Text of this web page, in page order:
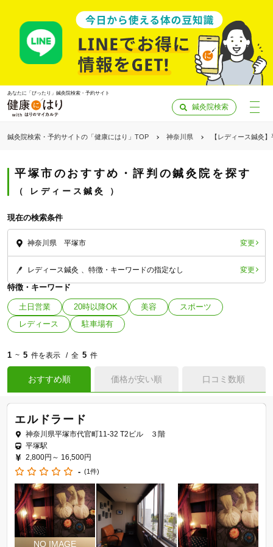
あなたに「ぴったり」鍼灸院検索・予約サイト
鍼灸院検索
鍼灸院検索・予約サイトの「健康にはり」TOP 神奈川県 【レディース鍼灸
平塚市のおすすめ・評判の鍼灸院を探す
レディース鍼灸
現在の検索条件
神奈川県 平塚市 変更
レディース鍼灸 特徴・キーワードの指定なし 変更
特徴・キーワード
土日営業 20時以降OK 美容
スポーツ
レディース
駐車場有
1 ~ 5 件を表示 全 5 件
おすすめ順 価格が安い順 口コミ数順
エルドラード
神奈川県平塚市代官町11-32 T2ビル ３階
平塚駅
2,800円～ 16,500円
- (1件)
「健康にはりを見た」